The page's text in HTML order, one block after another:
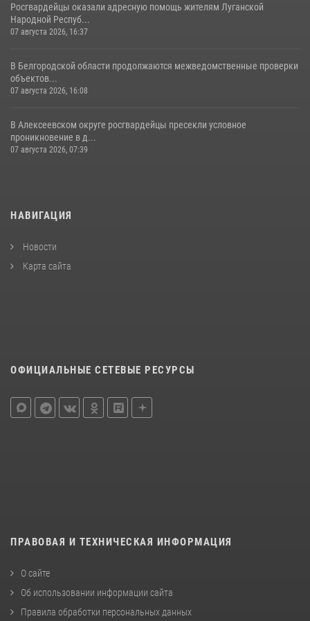
Росгвардейцы оказали адресную помощь жителям Луганской
Народной Респуб...
07 августа 2026, 16:37
В Белгородской области продолжаются межведомственные проверки
объектов...
07 августа 2026, 16:08
В Алексеевском округе росгвардейцы пресекли условное
проникновение в д...
07 августа 2026, 07:39
НАВИГАЦИЯ
Новости
Карта сайта
ОФИЦИАЛЬНЫЕ СЕТЕВЫЕ РЕСУРСЫ
ПРАВОВАЯ И ТЕХНИЧЕСКАЯ ИНФОРМАЦИЯ
О сайте
Об использовании информации сайта
Правила обработки персональных данных